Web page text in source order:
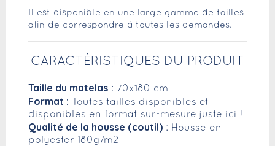
Il est disponible en une large gamme de tailles
afin de correspondre à toutes les demandes.
CARACTÉRISTIQUES DU PRODUIT
Taille du matelas : 70x180 cm
Format : Toutes tailles disponibles et
disponibles en format sur-mesure juste ici !
Qualité de la housse (coutil) : Housse en
polyester 180g/m2